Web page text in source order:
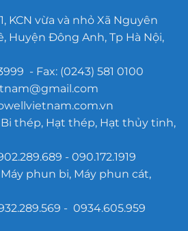
vừa và nhỏ Xã Nguyên
Huyện Đông Anh, Tp Hà Nội,
- Fax: (0243) 581 0100
thép, Hạt thép, Hạt thủy tinh,
- 090.172.1919
phun bi, Máy phun cát,
- 0934.605.959